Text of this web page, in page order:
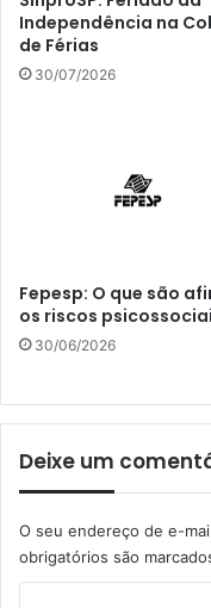
Independência na
de Férias
30/07/2026
Fepesp: O que são
os riscos
30/06/2026
Deixe um
O seu endereço de e-
obrigatórios são